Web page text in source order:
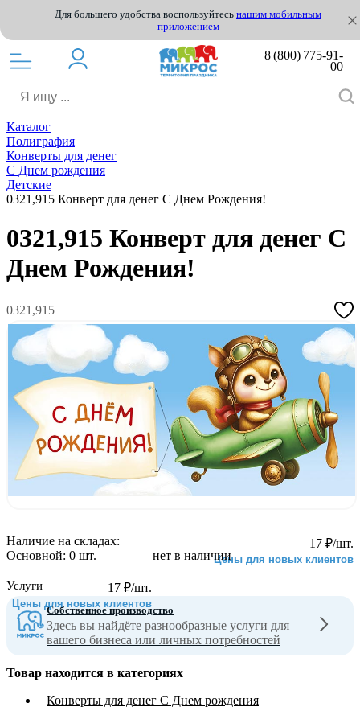
Для большего удобства воспользуйтесь нашим мобильным
приложением
8 (800) 775-91-
00
Каталог
Полиграфия
Конверты для денег
С Днем рождения
Детские
0321,915 Конверт для денег С Днем Рождения!
0321,915 Конверт для денег С
Днем Рождения!
0321,915
17 ₽/шт.
Цены для новых клиентов
нет в наличии
17 ₽/шт.
Цены для новых клиентов
Наличие на складах:
Основной: 0 шт.
Услуги
Собственное производство
Здесь вы найдёте разнообразные услуги для
вашего бизнеса или личных потребностей
Товар находится в категориях
Конверты для денег С Днем рождения